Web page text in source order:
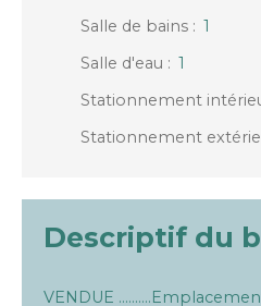
Salle de bains : 1
Salle d'eau : 1
Stationnement
Stationnement
Descriptif du
VENDUE